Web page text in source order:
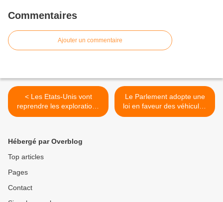
Commentaires
Ajouter un commentaire
< Les Etats-Unis vont
reprendre les explorations
pétrolières dans l'Atlantique
Le Parlement adopte une
loi en faveur des véhicules
électriques >
Hébergé par Overblog
Top articles
Pages
Contact